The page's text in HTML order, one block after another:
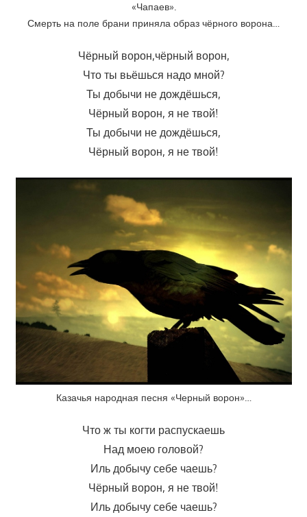
«Чапаев».
Смерть на поле брани приняла образ чёрного ворона…
Чёрный ворон,чёрный ворон,
Что ты вьёшься надо мной?
Ты добычи не дождёшься,
Чёрный ворон, я не твой!
Ты добычи не дождёшься,
Чёрный ворон, я не твой!
Казачья народная песня «Черный ворон»…
Что ж ты когти распускаешь
Над моею головой?
Иль добычу себе чаешь?
Чёрный ворон, я не твой!
Иль добычу себе чаешь?